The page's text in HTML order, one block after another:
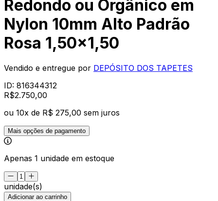
Redondo ou Orgânico em
Nylon 10mm Alto Padrão
Rosa 1,50x1,50
Vendido e entregue por DEPÓSITO DOS TAPETES
ID: 816344312
R$2.750,00
ou 10x de R$ 275,00 sem juros
Mais opções de pagamento
Apenas 1 unidade em estoque
unidade(s)
Adicionar ao carrinho